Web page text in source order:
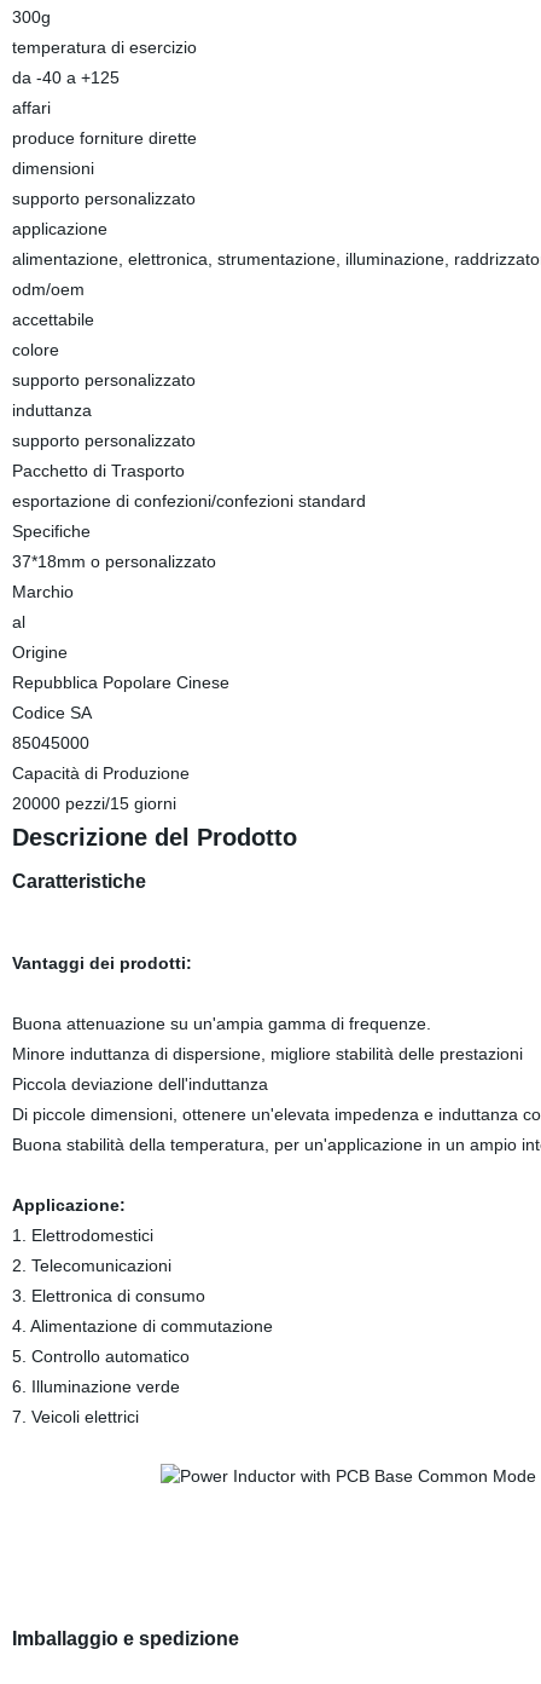
300g
temperatura di esercizio
da -40 a +125
affari
produce forniture dirette
dimensioni
supporto personalizzato
applicazione
alimentazione, elettronica, strumentazione, illuminazione,
odm/oem
accettabile
colore
supporto personalizzato
induttanza
supporto personalizzato
Pacchetto di Trasporto
esportazione di confezioni/confezioni standard
Specifiche
37*18mm o personalizzato
Marchio
al
Origine
Repubblica Popolare Cinese
Codice SA
85045000
Capacità di Produzione
20000 pezzi/15 giorni
Descrizione del Prodotto
Caratteristiche
Vantaggi dei prodotti:
Buona attenuazione su un'ampia gamma di frequenze.
Minore induttanza di dispersione, migliore stabilità delle prestazioni
Piccola deviazione dell'induttanza
Di piccole dimensioni, ottenere un'elevata impedenza e induttanza
Buona stabilità della temperatura, per un'applicazione in un ampio
Applicazione:
1. Elettrodomestici
2. Telecomunicazioni
3. Elettronica di consumo
4. Alimentazione di commutazione
5. Controllo automatico
6. Illuminazione verde
7. Veicoli elettrici
Imballaggio e spedizione